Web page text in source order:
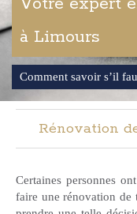
à Limours
Comment savoir s’il
Rénovation
Certaines personnes
faire une rénovation